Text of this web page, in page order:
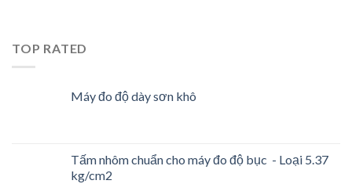
TOP RATED
Máy đo độ dày sơn khô
Tấm nhôm chuẩn cho máy đo độ bục - Loại 5.37
kg/cm2